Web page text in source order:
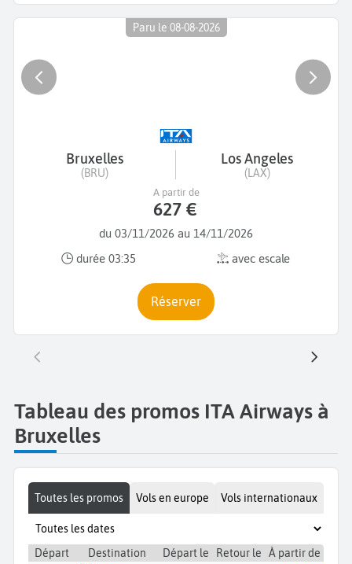
Paru le 08-08-2026
Bruxelles
(BRU)
Los Angeles
(LAX)
du 03/11/2026 au 14/11/2026
durée 03:35
avec escale
A partir de
627 €
Réserver
Tableau des promos ITA Airways à
Bruxelles
Toutes les promos Vols en europe Vols internationaux
Départ Destination Départ le Retour le À partir de